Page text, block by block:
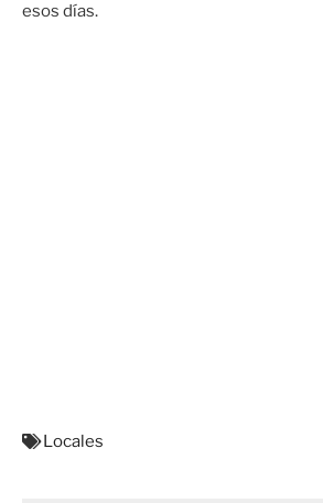
esos días.
Locales